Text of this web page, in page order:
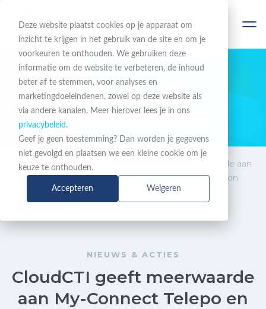
Deze website plaatst cookies op je apparaat om
inzicht te krijgen in het gebruik van de site en om je
voorkeuren te onthouden. We gebruiken deze
informatie om de website te verbeteren, de inhoud
beter af te stemmen, voor analyses en
marketingdoeleindenen, zowel op deze website als
via andere kanalen. Meer hierover lees je in ons
privacybeleid .
Geef je geen toestemming? Dan worden je gegevens
niet gevolgd en plaatsen we een kleine cookie om je
keuze te onthouden.
Accepteren Weigeren
BLIJF OP DE HOOGTE
Nieuws & Acties
Nieuws
& Acties
CloudCTI geeft meerwaarde aan
My-Connect Telepo en Xelion
NIEUWS & ACTIES
CloudCTI geeft meerwaarde
aan My-Connect Telepo en